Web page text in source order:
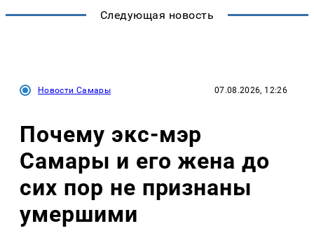
Следующая новость
Новости Самары 07.08.2026, 12:26
Почему экс-мэр
Самары и его жена до
сих пор не признаны
умершими